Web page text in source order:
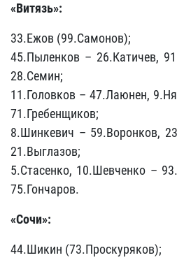
«Витязь»:
33.Ежов (99.Самонов);
45.Пыленков – 26.Катичев,
28.Семин;
11.Головков – 47.Лаюнен,
71.Гребенщиков;
8.Шинкевич – 59.Воронков,
21.Выглазов;
5.Стасенко, 10.Шевченко –
75.Гончаров.
«Сочи»:
44.Шикин (73.Проскуряков);